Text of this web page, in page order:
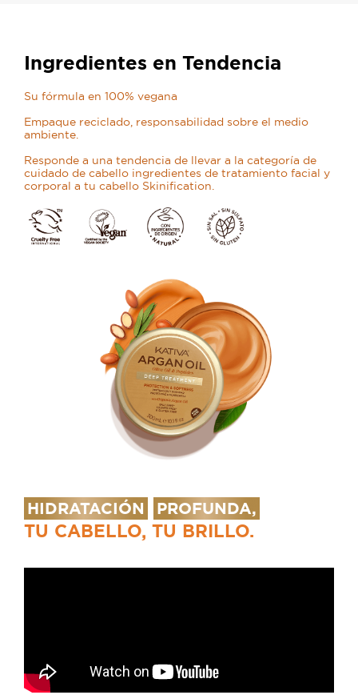
Ingredientes en Tendencia
Su fórmula en 100% vegana
Empaque reciclado, responsabilidad sobre el medio
ambiente.
Responde a una tendencia de llevar a la categoría de
cuidado de cabello ingredientes de tratamiento facial y
corporal a tu cabello Skinification.
HIDRATACIÓN PROFUNDA,
TU CABELLO, TU BRILLO.